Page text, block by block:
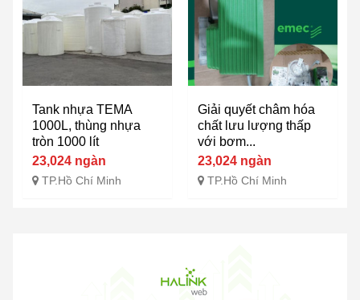
Tank nhựa TEMA
1000L, thùng nhựa
tròn 1000 lít
23,024 ngàn
TP.Hồ Chí Minh
Giải quyết châm hóa
chất lưu lượng thấp
với bơm...
23,024 ngàn
TP.Hồ Chí Minh